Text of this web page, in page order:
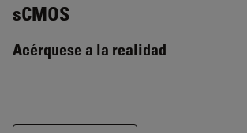
sCMOS
Acérquese a la realidad